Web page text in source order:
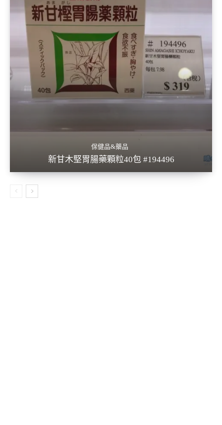
保健品&藥品
新甘木堅胃腸藥顆粒40包 #194496